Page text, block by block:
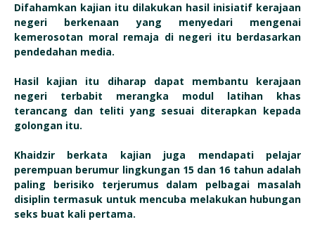
Difahamkan kajian itu dilakukan hasil inisiatif kerajaan
negeri berkenaan yang menyedari mengenai
kemerosotan moral remaja di negeri itu berdasarkan
pendedahan media.
Hasil kajian itu diharap dapat membantu kerajaan
negeri terbabit merangka modul latihan khas
terancang dan teliti yang sesuai diterapkan kepada
golongan itu.
Khaidzir berkata kajian juga mendapati pelajar
perempuan berumur lingkungan 15 dan 16 tahun adalah
paling berisiko terjerumus dalam pelbagai masalah
disiplin termasuk untuk mencuba melakukan hubungan
seks buat kali pertama.